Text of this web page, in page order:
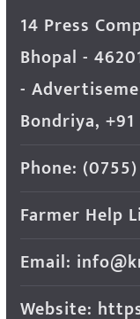
14 Press
Bhopal -
-
Bondriya, +91
Phone:
Farmer Help
Email:
Website: